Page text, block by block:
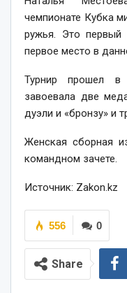
чемпионате Кубка
ружья. Это первый
первое место в
Турнир прошел в
завоевала две
дуэли и «бронзу» и
Женская сборная
командном зачете.
Источник: Zakon.kz
0
556
Share